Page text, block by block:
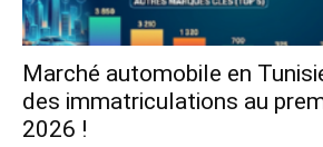
Marché automobile en
des immatriculations au
2026 !